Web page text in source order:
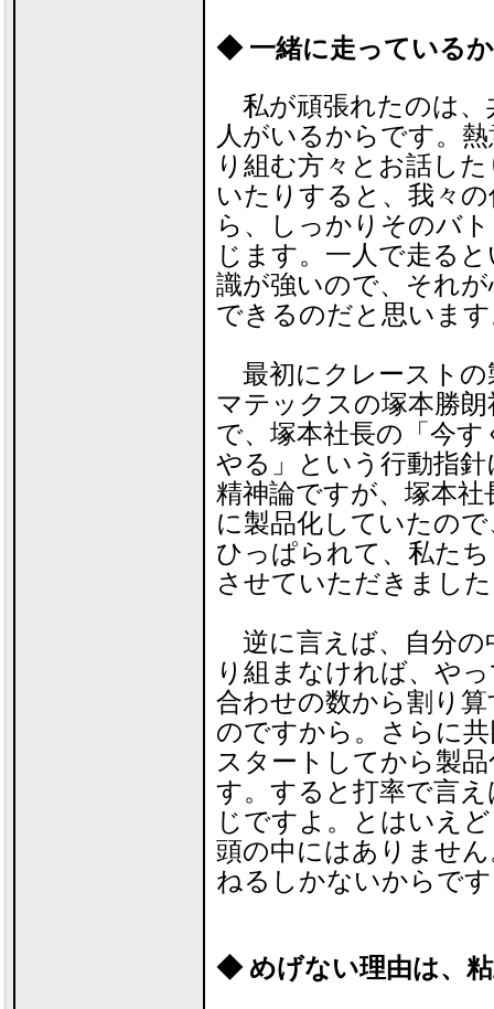
◆ 一緒に走っている
私が頑張れたのは、
人がいるからです。
り組む方々とお話し
いたりすると、我々
ら、しっかりそのバ
じます。一人で走る
識が強いので、それ
できるのだと思いま
最初にクレーストの
マテックスの塚本勝
で、塚本社長の「今
やる」という行動指
精神論ですが、塚本
に製品化していたの
ひっぱられて、私た
させていただきまし
逆に言えば、自分の
り組まなければ、や
合わせの数から割り
のですから。さらに
スタートしてから製
す。すると打率で言
じですよ。とはいえ
頭の中にはありませ
ねるしかないからで
◆ めげない理由は、